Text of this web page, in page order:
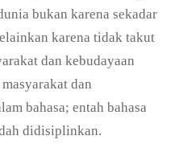
bukan karena sekadar
karena tidak takut
dan kebudayaan
dan
bahasa; entah bahasa
didisiplinkan.